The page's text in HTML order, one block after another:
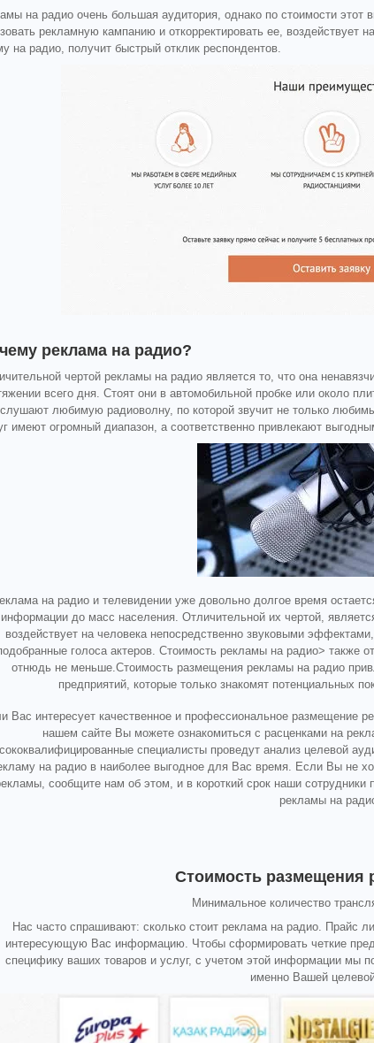
на радио очень большая аудитория, однако по стоимости
рекламную кампанию и откорректировать ее, воздействует
на радио, получит быстрый отклик респондентов.
реклама на радио?
чертой рекламы на радио является то, что она
всего дня. Стоят они в автомобильной пробке или около
любимую радиоволну, по которой звучит не только
имеют огромный диапазон, а соответственно привлекают
на радио и телевидении уже довольно долгое время
информации до масс населения. Отличительной их чертой,
воздействует на человека непосредственно звуковыми
голоса актеров. Стоимость рекламы на радио> также
отнюдь не меньше.Стоимость размещения рекламы на радио
предприятий, которые только знакомят потенциальных
Вас интересует качественное и профессиональное размещение
нашем сайте Вы можете ознакомиться с расценками на
специалисты проведут анализ целевой
на радио в наиболее выгодное для Вас время. Если Вы не
сообщите нам об этом, и в короткий срок наши
рекламы на
Стоимость размещения
Минимальное количество
Нас часто спрашивают: сколько стоит реклама на радио. Прайс
интересующую Вас информацию. Чтобы сформировать четкие
специфику ваших товаров и услуг, с учетом этой информации мы
именно Вашей